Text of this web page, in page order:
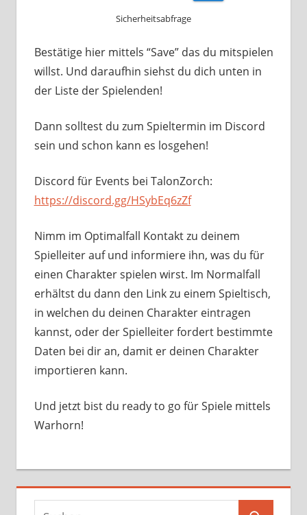
Sicherheitsabfrage
Bestätige hier mittels “Save” das du mitspielen
willst. Und daraufhin siehst du dich unten in
der Liste der Spielenden!
Dann solltest du zum Spieltermin im Discord
sein und schon kann es losgehen!
Discord für Events bei TalonZorch:
https://discord.gg/HSybEq6zZf
Nimm im Optimalfall Kontakt zu deinem
Spielleiter auf und informiere ihn, was du für
einen Charakter spielen wirst. Im Normalfall
erhältst du dann den Link zu einem Spieltisch,
in welchen du deinen Charakter eintragen
kannst, oder der Spielleiter fordert bestimmte
Daten bei dir an, damit er deinen Charakter
importieren kann.
Und jetzt bist du ready to go für Spiele mittels
Warhorn!
Suchen